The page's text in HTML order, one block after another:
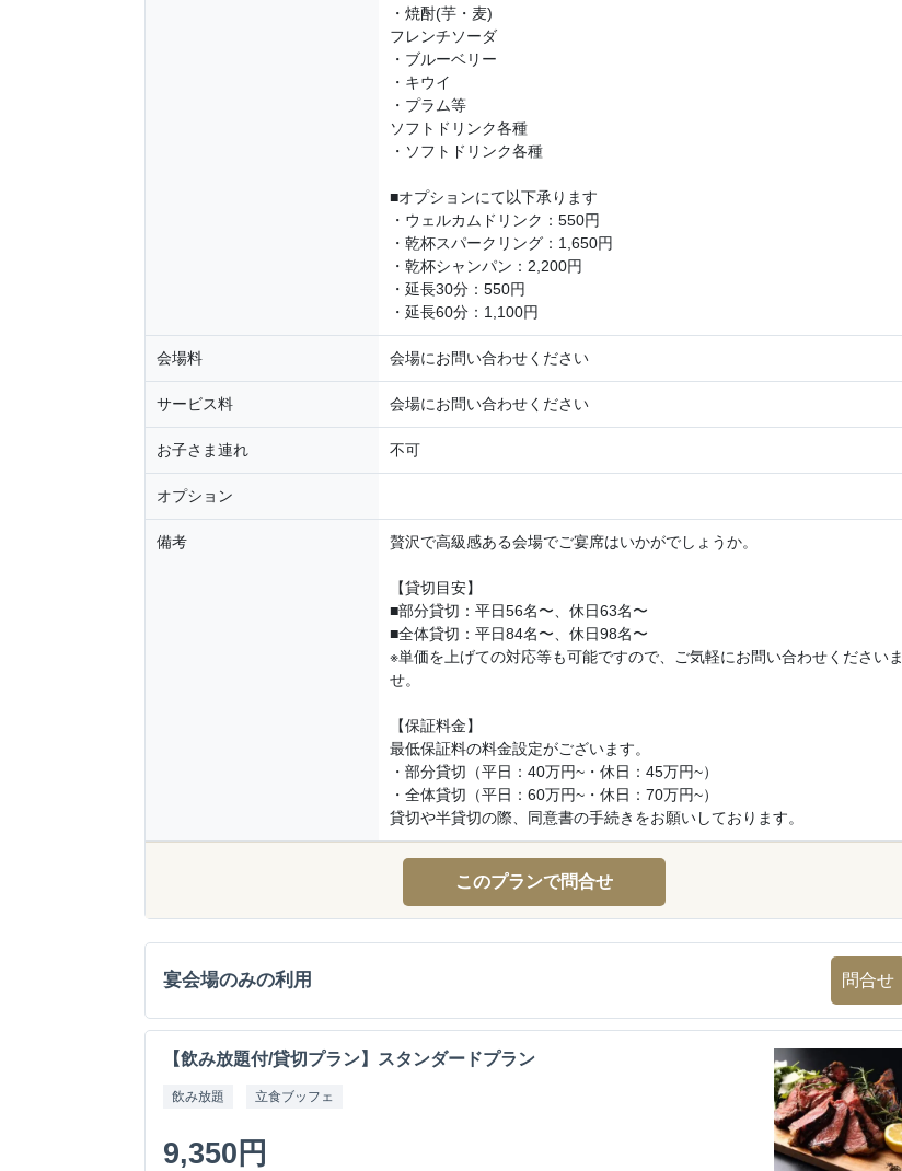
・焼酎(芋・麦)
フレンチソーダ
・ブルーベリー
・キウイ
・プラム等
ソフトドリンク各種
・ソフトドリンク各種
■オプションにて以下承ります
・ウェルカムドリンク：550円
・乾杯スパークリング：1,650円
・乾杯シャンパン：2,200円
・延長30分：550円
・延長60分：1,100円
会場料 会場にお問い合わせください
サービス料 会場にお問い合わせください
お子さま連れ 不可
オプション
備考 贅沢で高級感ある会場でご宴席はいかがでしょうか。
【貸切目安】
■部分貸切：平日56名〜、休日63名〜
■全体貸切：平日84名〜、休日98名〜
※単価を上げての対応等も可能ですので、ご気軽にお問い合わせくださいま
せ。
【保証料金】
最低保証料の料金設定がございます。
・部分貸切（平日：40万円~・休日：45万円~）
・全体貸切（平日：60万円~・休日：70万円~）
貸切や半貸切の際、同意書の手続きをお願いしております。
このプランで問合せ
宴会場のみの利用 問合せ
【飲み放題付/貸切プラン】スタンダードプラン
飲み放題 立食ブッフェ
9,350円